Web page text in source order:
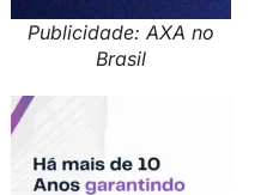
Publicidade: AXA no
Brasil